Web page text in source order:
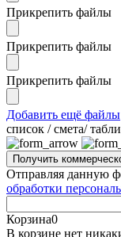
Прикрепить файлы
Прикрепить файлы
Прикрепить файлы
Добавить ещё файлы
cписок / смета/
Отправляя данную
обработки
Корзина0
В корзине нет